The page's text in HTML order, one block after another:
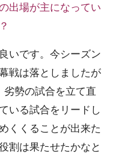
出場が主になってい
いです。今シーズン
戦は落としましたが
劣勢の試合を立て直
いる試合をリードし
くくることが出来た
割は果たせたかなと